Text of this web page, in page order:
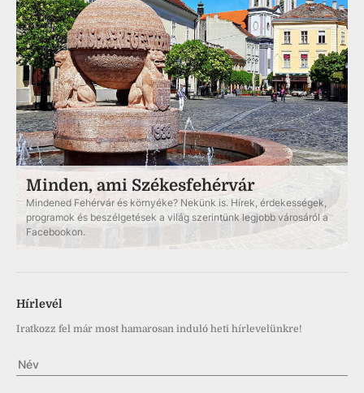
Minden, ami Székesfehérvár
Mindened Fehérvár és környéke? Nekünk is. Hírek, érdekességek,
programok és beszélgetések a világ szerintünk legjobb városáról a
Facebookon.
Hírlevél
Iratkozz fel már most hamarosan induló heti hírlevelünkre!